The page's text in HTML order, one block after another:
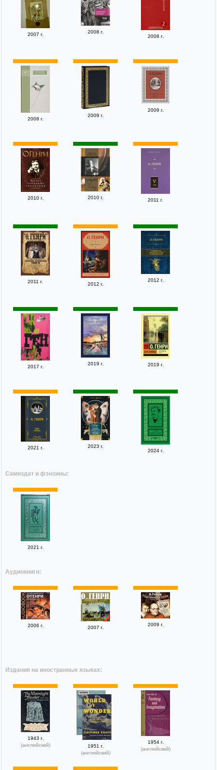
2007 г.
2008 г.
2008 г.
2008 г.
2009 г.
2009 г.
2010 г. 2010 г. 2011 г.
2011 г. 2012 г.
2012 г.
2017 г.
2019 г. 2019 г.
2021 г.
2023 г.
2024 г.
Самиздат и фэнзины:
2021 г.
Аудиокниги:
2006 г. 2007 г.
2009 г.
Издания на иностранных языках:
1943 г.
(английский)
1951 г.
(английский)
1954 г.
(английский)